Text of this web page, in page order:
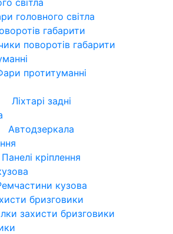
головного світла
поворотів габарити
протитуманні
Ліхтарі задні
Автодзеркала
Панелі кріплення
кузова
захисти бризговики